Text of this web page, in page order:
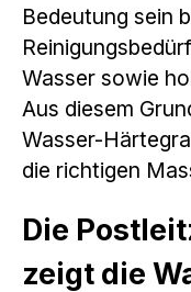
Bedeutung sein
Wasser sowie
Aus diesem
Wasser-
die richtigen
Die
zeigt die